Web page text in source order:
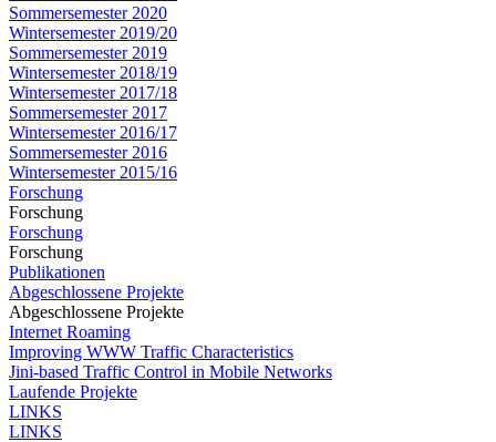
Sommersemester 2020
Wintersemester 2019/20
Sommersemester 2019
Wintersemester 2018/19
Wintersemester 2017/18
Sommersemester 2017
Wintersemester 2016/17
Sommersemester 2016
Wintersemester 2015/16
Forschung
Forschung
Forschung
Forschung
Publikationen
Abgeschlossene Projekte
Abgeschlossene Projekte
Internet Roaming
Improving WWW Traffic Characteristics
Jini-based Traffic Control in Mobile Networks
Laufende Projekte
LINKS
LINKS